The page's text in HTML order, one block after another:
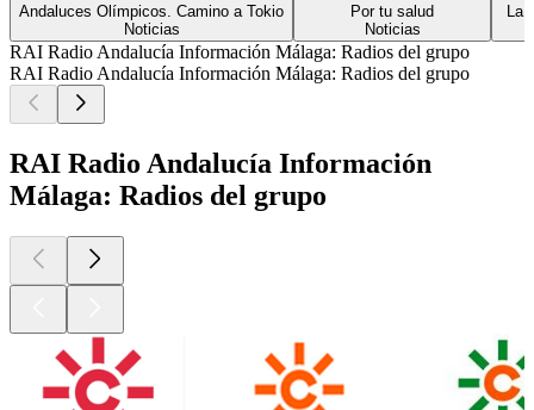
Andaluces Olímpicos. Camino a Tokio
Noticias
Por tu salud
Noticias
La
RAI Radio Andalucía Información Málaga: Radios del grupo
RAI Radio Andalucía Información Málaga: Radios del grupo
RAI Radio Andalucía Información
Málaga: Radios del grupo